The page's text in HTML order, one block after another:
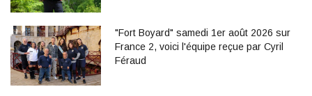
"Fort Boyard" samedi 1er août 2026 sur
France 2, voici l'équipe reçue par Cyril
Féraud